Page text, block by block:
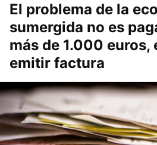
El problema de la
sumergida no es
más de 1.000 euros,
emitir factura